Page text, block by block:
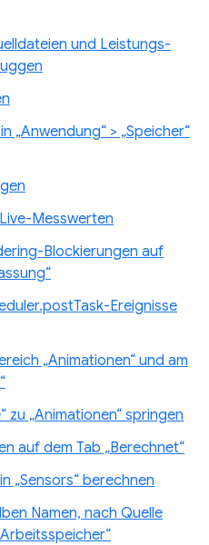
und Leistungs-
„Anwendung“ > „Speicher“
Messwerten
Blockierungen auf
Ereignisse
„Animationen“ und am
zu „Animationen“ springen
auf dem Tab „Berechnet“
„Sensors“ berechnen
Namen, nach Quelle